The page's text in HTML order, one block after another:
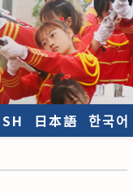
日本語 한국어